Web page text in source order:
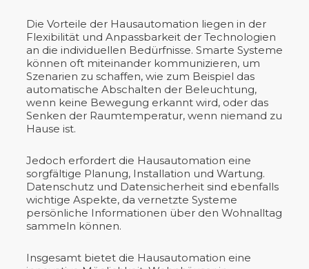
Die Vorteile der Hausautomation liegen in der
Flexibilität und Anpassbarkeit der Technologien
an die individuellen Bedürfnisse. Smarte Systeme
können oft miteinander kommunizieren, um
Szenarien zu schaffen, wie zum Beispiel das
automatische Abschalten der Beleuchtung,
wenn keine Bewegung erkannt wird, oder das
Senken der Raumtemperatur, wenn niemand zu
Hause ist.
Jedoch erfordert die Hausautomation eine
sorgfältige Planung, Installation und Wartung.
Datenschutz und Datensicherheit sind ebenfalls
wichtige Aspekte, da vernetzte Systeme
persönliche Informationen über den Wohnalltag
sammeln können.
Insgesamt bietet die Hausautomation eine